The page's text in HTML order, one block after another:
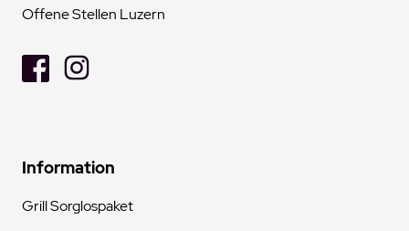
Offene Stellen Luzern
Information
Grill Sorglospaket